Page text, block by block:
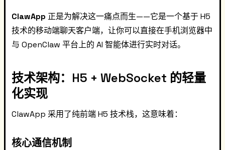
ClawApp 正是为解决这一痛点而生——它是一个基于 H5
技术的移动端聊天客户端，让你可以直接在手机浏览器中
与 OpenClaw 平台上的 AI 智能体进行实时对话。
技术架构：H5 + WebSocket 的轻量
化实现
ClawApp 采用了纯前端 H5 技术栈，这意味着：
核心通信机制